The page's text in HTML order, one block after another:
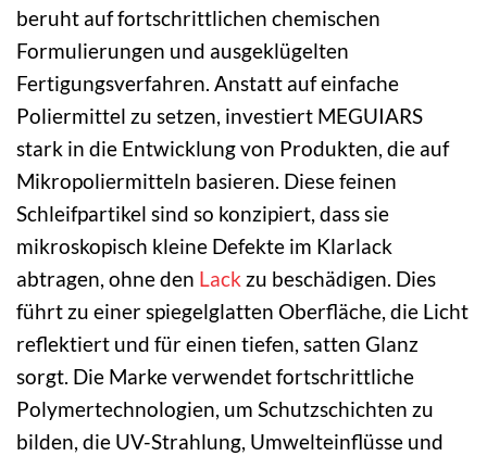
beruht auf fortschrittlichen chemischen
Formulierungen und ausgeklügelten
Fertigungsverfahren. Anstatt auf einfache
Poliermittel zu setzen, investiert MEGUIARS
stark in die Entwicklung von Produkten, die auf
Mikropoliermitteln basieren. Diese feinen
Schleifpartikel sind so konzipiert, dass sie
mikroskopisch kleine Defekte im Klarlack
abtragen, ohne den Lack zu beschädigen. Dies
führt zu einer spiegelglatten Oberfläche, die Licht
reflektiert und für einen tiefen, satten Glanz
sorgt. Die Marke verwendet fortschrittliche
Polymertechnologien, um Schutzschichten zu
bilden, die UV-Strahlung, Umwelteinflüsse und